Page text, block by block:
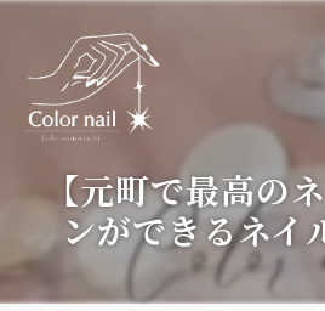
【元町で最高の
ンができるネイ